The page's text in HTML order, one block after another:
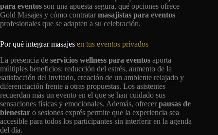
para eventos son una apuesta segura, qué opciones ofrece
Gold Masajes y cómo contratar masajistas para eventos
profesionales que se adapten a su celebración.
Por qué integrar masajes en tus eventos privados
La presencia de servicios wellness para eventos aporta
múltiples beneficios: reducción del estrés, aumento de la
satisfacción del invitado, creación de un ambiente relajado y
diferenciación frente a otras propuestas. Los asistentes
recuerdan más un evento en el que se han cuidado sus
sensaciones físicas y emocionales. Además, ofrecer pausas de
bienestar o sesiones exprés permite que la experiencia sea
accesible para todos los participantes sin interferir en la agenda
del día.